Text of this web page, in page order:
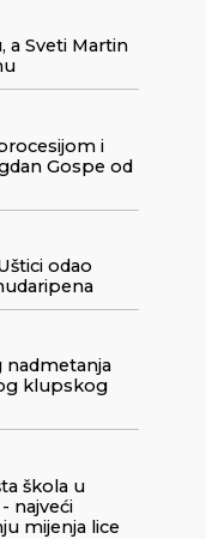
a Sveti Martin
i
Gospe od
odao
nadmetanja
klupskog
škola u
najveći
mijenja lice